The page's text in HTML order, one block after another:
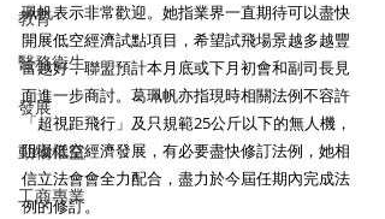
教育
醫務衛生
發展
動物權益
工商專業
珮帆表示非常歡迎。她指業界一直期待可以盡快
開展低空經濟試點項目，希望試飛場景越多越豐
富越好，聯盟預計本月底或下月初會和副司長見
面進一步商討。葛珮帆亦指現時相關法例不容許
「超視距飛行」及只規範25公斤以下的無人機，
阻礙低空經濟發展，有必要盡快修訂法例，她相
信立法會會全力配合，盡力於今屆任期內完成法
例的修訂。